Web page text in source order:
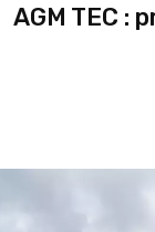
AGM TEC :